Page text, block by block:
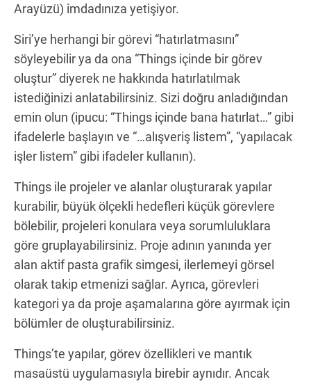
Arayüzü) imdadınıza yetişiyor.
Siri’ye herhangi bir görevi “hatırlatmasını”
söyleyebilir ya da ona “Things içinde bir görev
oluştur” diyerek ne hakkında hatırlatılmak
istediğinizi anlatabilirsiniz. Sizi doğru anladığından
emin olun (ipucu: “Things içinde bana hatırlat…” gibi
ifadelerle başlayın ve “…alışveriş listem”, “yapılacak
işler listem” gibi ifadeler kullanın).
Things ile projeler ve alanlar oluşturarak yapılar
kurabilir, büyük ölçekli hedefleri küçük görevlere
bölebilir, projeleri konulara veya sorumluluklara
göre gruplayabilirsiniz. Proje adının yanında yer
alan aktif pasta grafik simgesi, ilerlemeyi görsel
olarak takip etmenizi sağlar. Ayrıca, görevleri
kategori ya da proje aşamalarına göre ayırmak için
bölümler de oluşturabilirsiniz.
Things’te yapılar, görev özellikleri ve mantık
masaüstü uygulamasıyla birebir aynıdır. Ancak